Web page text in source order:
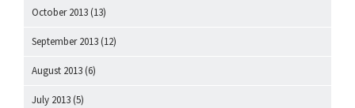
October 2013 (13)
September 2013 (12)
August 2013 (6)
July 2013 (5)